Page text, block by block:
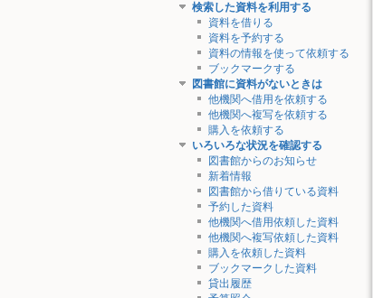
検索した資料を利用する
資料を借りる
資料を予約する
資料の情報を使って依頼する
ブックマークする
図書館に資料がないときは
他機関へ借用を依頼する
他機関へ複写を依頼する
購入を依頼する
いろいろな状況を確認する
図書館からのお知らせ
新着情報
図書館から借りている資料
予約した資料
他機関へ借用依頼した資料
他機関へ複写依頼した資料
購入を依頼した資料
ブックマークした資料
貸出履歴